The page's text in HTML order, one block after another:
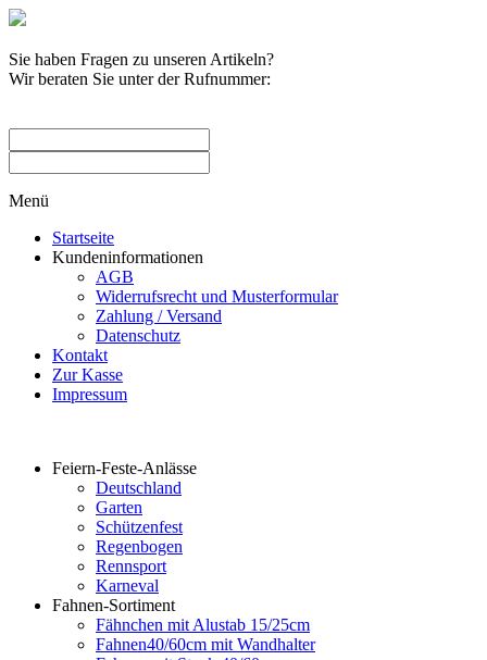
Sie haben Fragen zu unseren Artikeln?
Wir beraten Sie unter der Rufnummer:
Menü
Startseite
Kundeninformationen
AGB
Widerrufsrecht und Musterformular
Zahlung / Versand
Datenschutz
Kontakt
Zur Kasse
Impressum
Feiern-Feste-Anlässe
Deutschland
Garten
Schützenfest
Regenbogen
Rennsport
Karneval
Fahnen-Sortiment
Fähnchen mit Alustab 15/25cm
Fahnen40/60cm mit Wandhalter